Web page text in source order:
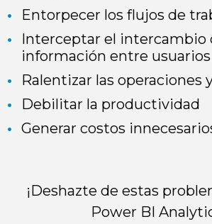
Entorpecer los flujos de
Interceptar el intercambio
información entre usuarios
Ralentizar las operaciones
Debilitar la productividad
Generar costos
¡Deshazte de estas
Power BI